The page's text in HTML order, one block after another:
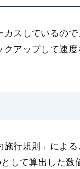
スしているの
アップして速度
施行規則」によ
して算出した数